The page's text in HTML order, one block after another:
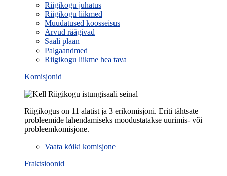
Riigikogu juhatus
Riigikogu liikmed
Muudatused koosseisus
Arvud räägivad
Saali plaan
Palgaandmed
Riigikogu liikme hea tava
Komisjonid
Riigikogus on 11 alatist ja 3 erikomisjoni. Eriti tähtsate
probleemide lahendamiseks moodustatakse uurimis- või
probleemkomisjone.
Vaata kõiki komisjone
Fraktsioonid